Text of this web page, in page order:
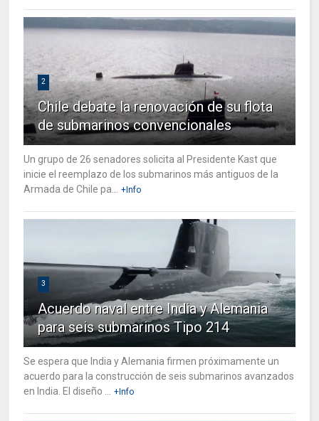
2
Chile debate la renovación de su flota
de submarinos convencionales
Un grupo de 26 senadores solicita al Presidente Kast que
inicie el reemplazo de los submarinos más antiguos de la
Armada de Chile pa...
+Info
3
Acuerdo naval entre India y Alemania
para seis submarinos Tipo 214
Se espera que India y Alemania firmen próximamente un
acuerdo para la construcción de seis submarinos avanzados
en India. El diseño ...
+Info